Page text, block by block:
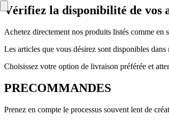
Vérifiez la disponibilité de vos
Achetez directement nos produits listés comme en
Les articles que vous désirez sont disponibles
Choisissez votre option de livraison préférée et
PRECOMMANDES
Prenez en compte le processus souvent lent de